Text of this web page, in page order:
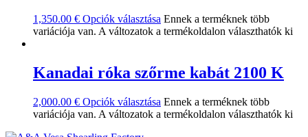
1,350.00 € Opciók választása Ennek a terméknek több
variációja van. A változatok a termékoldalon választhatók ki
Kanadai róka szőrme kabát 2100 K
2,000.00 € Opciók választása Ennek a terméknek több
variációja van. A változatok a termékoldalon választhatók ki